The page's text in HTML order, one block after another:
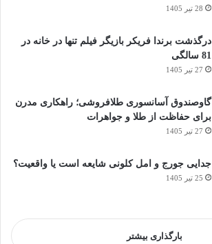
28 تیر 1405
درگذشت برندا فریکر بازیگر فیلم تنها در خانه در
81 سالگی
27 تیر 1405
گاوصندوق آسانسوری طلافروشی؛ راهکاری مدرن
برای حفاظت از طلا و جواهرات
27 تیر 1405
جدایی جورج و امل کلونی شایعه است یا واقعیت؟
25 تیر 1405
بارگذاری بیشتر